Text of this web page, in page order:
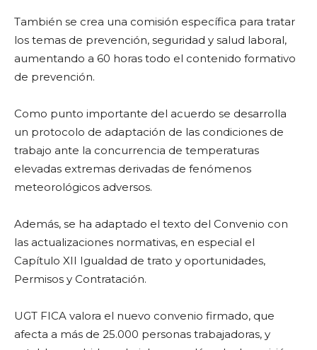
También se crea una comisión específica para tratar
los temas de prevención, seguridad y salud laboral,
aumentando a 60 horas todo el contenido formativo
de prevención.
Como punto importante del acuerdo se desarrolla
un protocolo de adaptación de las condiciones de
trabajo ante la concurrencia de temperaturas
elevadas extremas derivadas de fenómenos
meteorológicos adversos.
Además, se ha adaptado el texto del Convenio con
las actualizaciones normativas, en especial el
Capítulo XII Igualdad de trato y oportunidades,
Permisos y Contratación.
UGT FICA valora el nuevo convenio firmado, que
afecta a más de 25.000 personas trabajadoras, y